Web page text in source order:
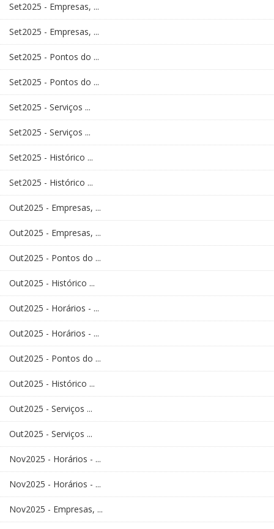
Set2025 - Empresas, ...
Set2025 - Empresas, ...
Set2025 - Pontos do ...
Set2025 - Pontos do ...
Set2025 - Serviços ...
Set2025 - Serviços ...
Set2025 - Histórico ...
Set2025 - Histórico ...
Out2025 - Empresas, ...
Out2025 - Empresas, ...
Out2025 - Pontos do ...
Out2025 - Histórico ...
Out2025 - Horários - ...
Out2025 - Horários - ...
Out2025 - Pontos do ...
Out2025 - Histórico ...
Out2025 - Serviços ...
Out2025 - Serviços ...
Nov2025 - Horários - ...
Nov2025 - Horários - ...
Nov2025 - Empresas, ...